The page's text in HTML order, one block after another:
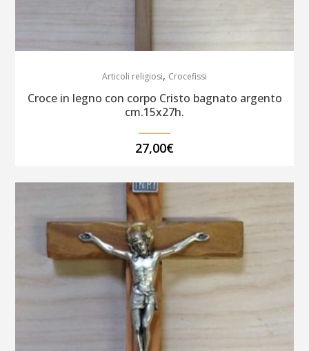
Articoli religiosi, Crocefissi
Croce in legno con corpo Cristo bagnato argento
cm.15x27h.
27,00€